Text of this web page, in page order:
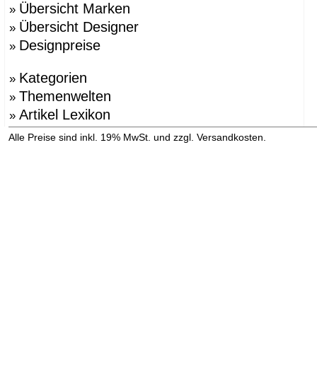
» Übersicht Marken
» Übersicht Designer
» Designpreise
» Kategorien
» Themenwelten
» Artikel Lexikon
Alle Preise sind inkl. 19% MwSt. und zzgl. Versandkosten.